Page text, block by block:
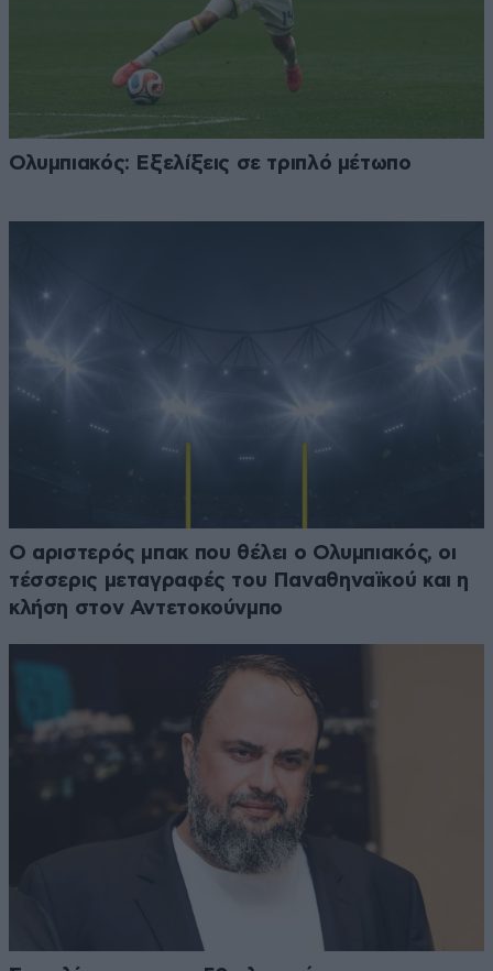
Ολυμπιακός: Εξελίξεις σε τριπλό μέτωπο
Ο αριστερός μπακ που θέλει ο Ολυμπιακός, οι
τέσσερις μεταγραφές του Παναθηναϊκού και η
κλήση στον Αντετοκούνμπο